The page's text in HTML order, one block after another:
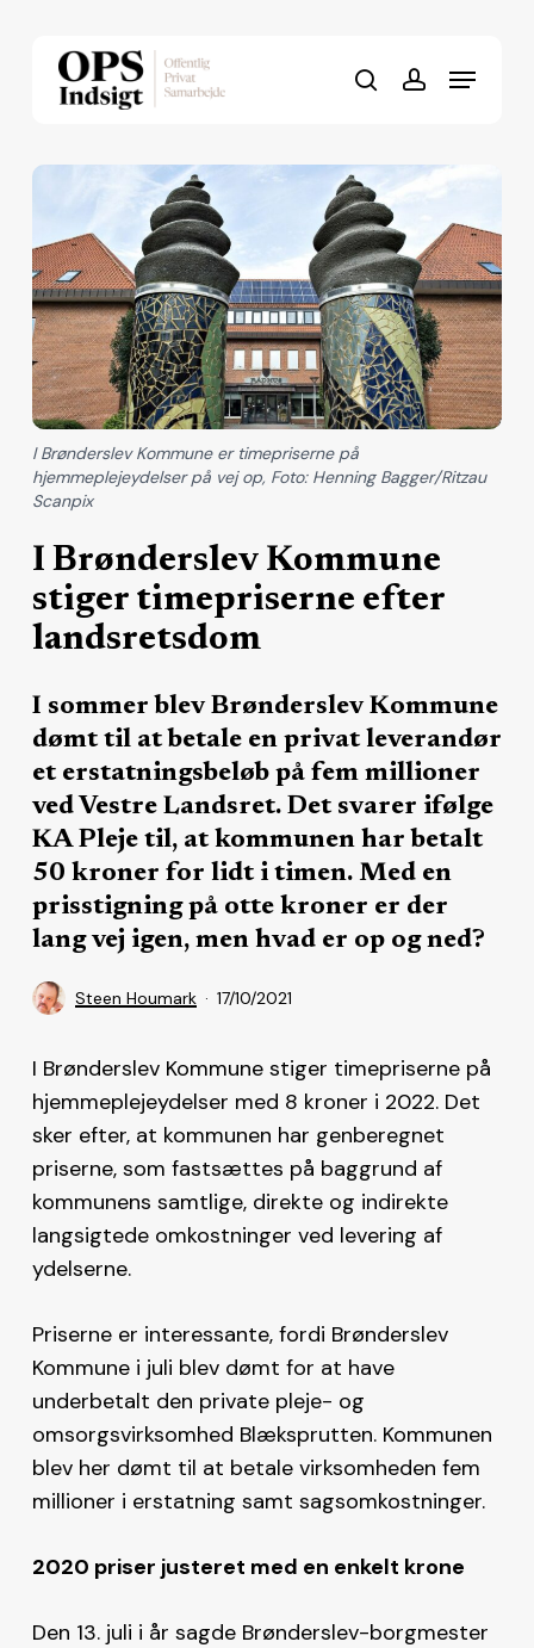
searchaccount
Menu
I Brønderslev Kommune
stiger timepriserne efter
landsretsdom
I sommer blev Brønderslev Kommune
dømt til at betale en privat leverandør
et erstatningsbeløb på fem millioner
ved Vestre Landsret. Det svarer ifølge
KA Pleje til, at kommunen har betalt
50 kroner for lidt i timen. Med en
prisstigning på otte kroner er der
lang vej igen, men hvad er op og ned?
Steen Houmark 17/10/2021
I Brønderslev Kommune er timepriserne på
hjemmeplejeydelser på vej op, Foto: Henning Bagger/Ritzau
Scanpix
I Brønderslev Kommune stiger timepriserne på
hjemmeplejeydelser med 8 kroner i 2022. Det
sker efter, at kommunen har genberegnet
priserne, som fastsættes på baggrund af
kommunens samtlige, direkte og indirekte
langsigtede omkostninger ved levering af
ydelserne.
Priserne er interessante, fordi Brønderslev
Kommune i juli blev dømt for at have
underbetalt den private pleje- og
omsorgsvirksomhed Blæksprutten. Kommunen
blev her dømt til at betale virksomheden fem
millioner i erstatning samt sagsomkostninger.
2020 priser justeret med en enkelt krone
Den 13. juli i år sagde Brønderslev-borgmester
Close